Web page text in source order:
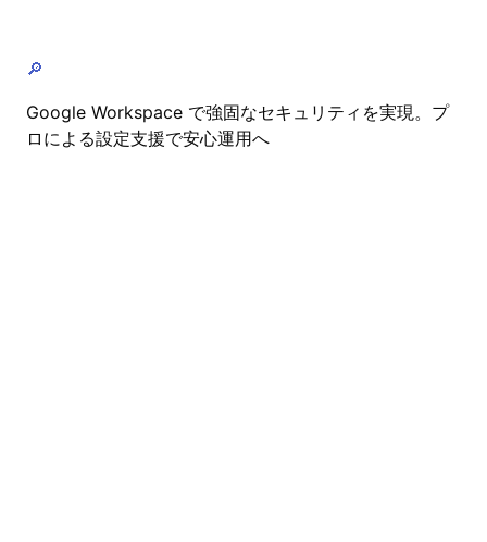
🔎
Google Workspace で強固なセキュリティを実現。プ
ロによる設定支援で安心運用へ